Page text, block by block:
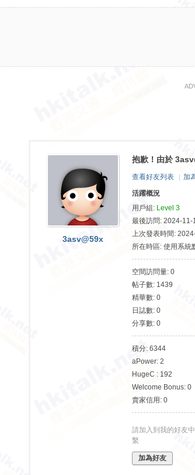
3asv@59x
抱歉！由於
查看好友列表 加
活躍概況
用戶組: Level 3
最後訪問: 2024-11-
上次發表時間:
所在時區: 使用系統
空間訪問量: 0
帖子數: 1439
精華數: 0
日誌數: 0
分享數: 0
積分: 6344
aPower: 2
HugeC : 192
Welcome Bonus: 0
賣家信用: 0
請加入到我的好友
繫
加為好友